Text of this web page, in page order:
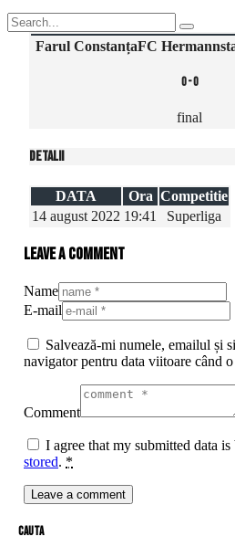
Farul ConstanțaFC
0-0
final
Detalii
DATA Ora Competitie
14 august 2022 19:41 Superliga
Leave a comment
Name
E-mail
Salvează-mi numele, emailul și
navigator pentru data viitoare când o
Comment
I agree that my submitted data is
stored. *
cauta